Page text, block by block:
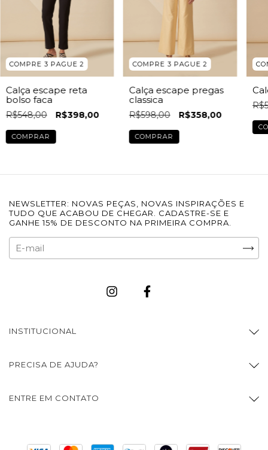
COMPRE 3 PAGUE 2
Calça escape reta
bolso faca
R$548,00 R$398,00
COMPRAR
COMPRE 3 PAGUE 2
Calça escape pregas
classica
R$598,00 R$358,00
COMPRAR
NEWSLETTER: NOVAS PEÇAS, NOVAS INSPIRAÇÕES E
TUDO QUE ACABOU DE CHEGAR. CADASTRE-SE E
GANHE 15% DE DESCONTO NA PRIMEIRA COMPRA.
INSTITUCIONAL
PRECISA DE AJUDA?
ENTRE EM CONTATO